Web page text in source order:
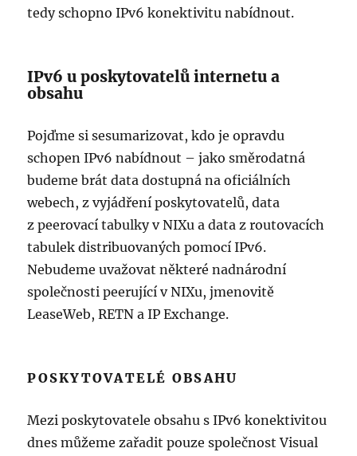
tedy schopno IPv6 konektivitu nabídnout.
IPv6 u poskytovatelů internetu a
obsahu
Pojďme si sesumarizovat, kdo je opravdu
schopen IPv6 nabídnout – jako směrodatná
budeme brát data dostupná na oficiálních
webech, z vyjádření poskytovatelů, data
z peerovací tabulky v NIXu a data z routovacích
tabulek distribuovaných pomocí IPv6.
Nebudeme uvažovat některé nadnárodní
společnosti peerující v NIXu, jmenovitě
LeaseWeb, RETN a IP Exchange.
POSKYTOVATELÉ OBSAHU
Mezi poskytovatele obsahu s IPv6 konektivitou
dnes můžeme zařadit pouze společnost Visual